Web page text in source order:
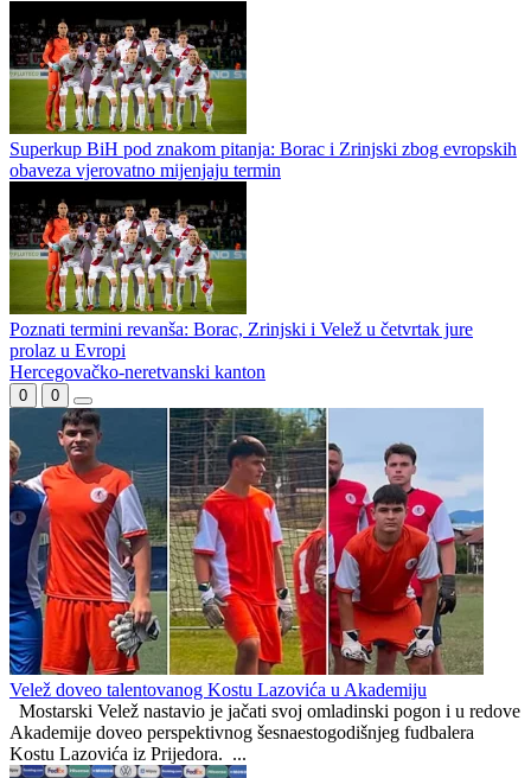
Superkup BiH odgođen: Borac i Zrinjski čekaju novi termin zbog
evropskih obaveza
Bilbija pred revanš sa Valurom – “Očekivanja su jasna, idemo po
prolaz”
Superkup BiH pod znakom pitanja: Borac i Zrinjski zbog evropskih
obaveza vjerovatno mijenjaju termin
Poznati termini revanša: Borac, Zrinjski i Velež u četvrtak jure
prolaz u Evropi
Hercegovačko-neretvanski kanton
0 0